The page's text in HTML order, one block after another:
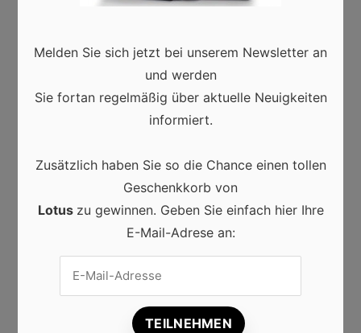
Alltagstaugliche Ohrringe: Ein
Die Bedeutung von
Tradition und Gemeinschaft in Berlin
Karneval,Kinder·08/01/2026
Schreibe einen Kommentar
Melden Sie sich jetzt bei unserem Newsletter an
und werden
Sie fortan regelmäßig über aktuelle Neuigkeiten
informiert.
Zusätzlich haben Sie so die Chance einen tollen
Geschenkkorb von
Lotus zu gewinnen. Geben Sie einfach hier Ihre
E-Mail-Adrese an: